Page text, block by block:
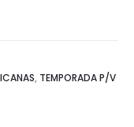
, TEMPORADA P/V